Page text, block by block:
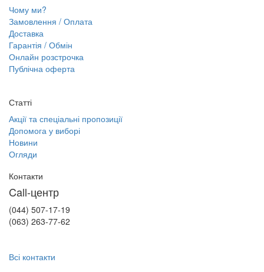
Чому ми?
Замовлення / Оплата
Доставка
Гарантія / Обмін
Онлайн розстрочка
Публічна оферта
Статті
Акції та спеціальні пропозиції
Допомога у виборі
Новини
Огляди
Контакти
Call-центр
(044) 507-17-19
(063) 263-77-62
Всі контакти